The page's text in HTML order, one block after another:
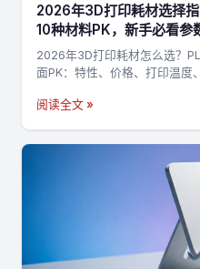
2026年3D打印耗材选择
10种材料PK，新手必看参
2026年3D打印耗材怎么选？
面PK：特性、价格、打印温度
阅读全文 »